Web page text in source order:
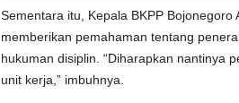
Sementara itu, Kepala BKPP
memberikan pemahaman tentang
hukuman disiplin. “Diharapkan nantinya
unit kerja,” imbuhnya.